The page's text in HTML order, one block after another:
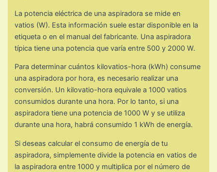
La potencia eléctrica de una aspiradora se mide en
vatios (W). Esta información suele estar disponible en la
etiqueta o en el manual del fabricante. Una aspiradora
típica tiene una potencia que varía entre 500 y 2000 W.
Para determinar cuántos kilovatios-hora (kWh) consume
una aspiradora por hora, es necesario realizar una
conversión. Un kilovatio-hora equivale a 1000 vatios
consumidos durante una hora. Por lo tanto, si una
aspiradora tiene una potencia de 1000 W y se utiliza
durante una hora, habrá consumido 1 kWh de energía.
Si deseas calcular el consumo de energía de tu
aspiradora, simplemente divide la potencia en vatios de
la aspiradora entre 1000 y multiplica por el número de